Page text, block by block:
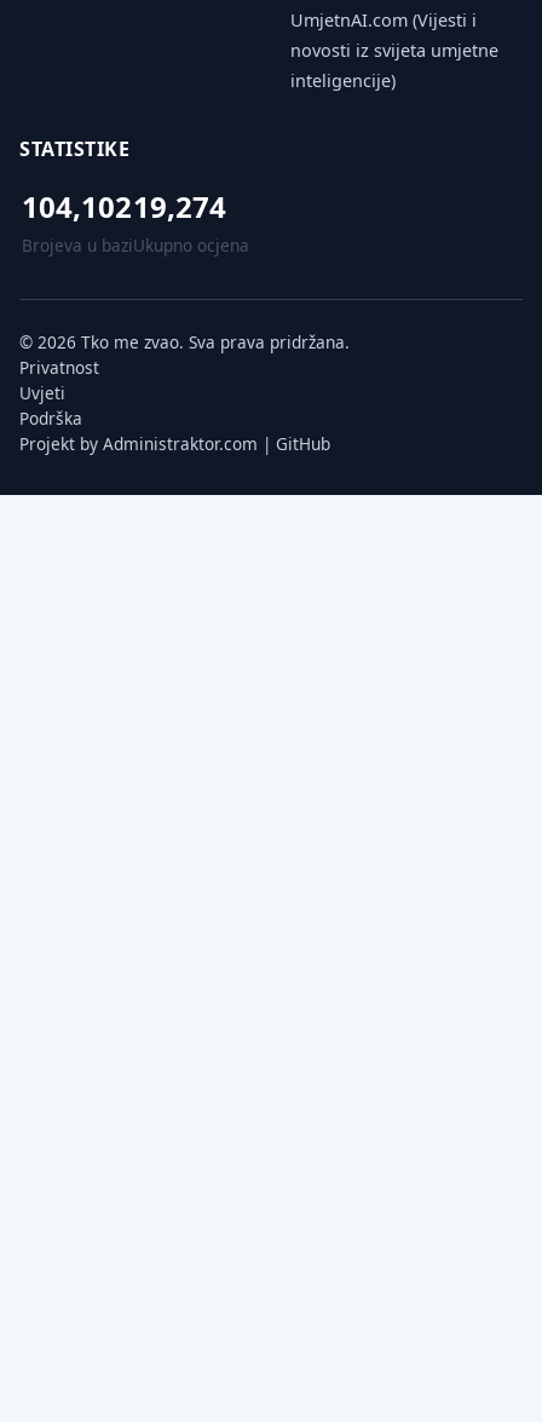
UmjetnAI.com (Vijesti i
novosti iz svijeta umjetne
inteligencije)
STATISTIKE
104,102
Brojeva u bazi
19,274
Ukupno ocjena
© 2026 Tko me zvao. Sva prava pridržana.
Privatnost
Uvjeti
Podrška
Projekt by Administraktor.com | GitHub